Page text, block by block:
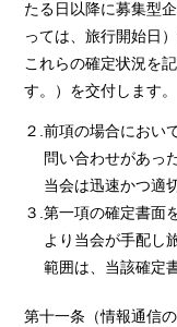
たる日以降に募集型
っては、旅行開始日
これらの確定状況を
す。）を交付します。
２.前項の場合におい
問い合わせがあっ
当会は迅速かつ適
３.第一項の確定書面
より当会が手配し
範囲は、当該確定
第十一条（情報通信